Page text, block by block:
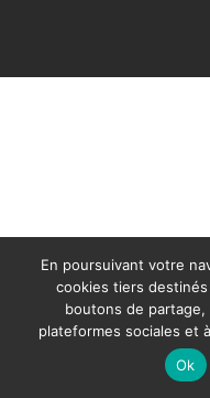
En poursuivant votre
cookies tiers
boutons de
plateformes sociales et
Ok